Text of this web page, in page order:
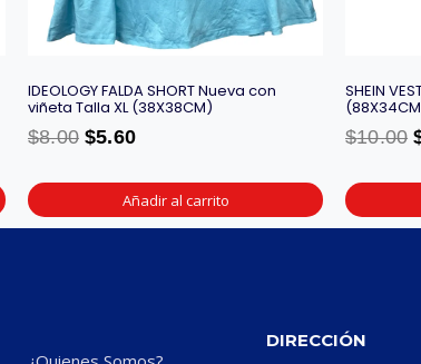
IDEOLOGY FALDA SHORT Nueva con
viñeta Talla XL (38X38CM)
$8.00 $5.60
Añadir al carrito
SHEIN
$10.00
DIRECCIÓN